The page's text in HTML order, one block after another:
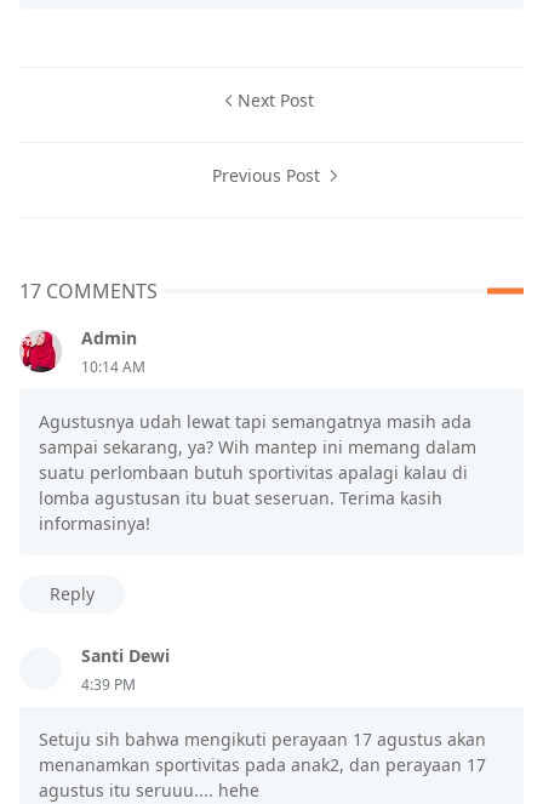
Next Post
Previous Post
17 COMMENTS
Admin
10:14 AM
Agustusnya udah lewat tapi semangatnya masih ada
sampai sekarang, ya? Wih mantep ini memang dalam
suatu perlombaan butuh sportivitas apalagi kalau di
lomba agustusan itu buat seseruan. Terima kasih
informasinya!
Reply
Santi Dewi
4:39 PM
Setuju sih bahwa mengikuti perayaan 17 agustus akan
menanamkan sportivitas pada anak2, dan perayaan 17
agustus itu seruuu.... hehe